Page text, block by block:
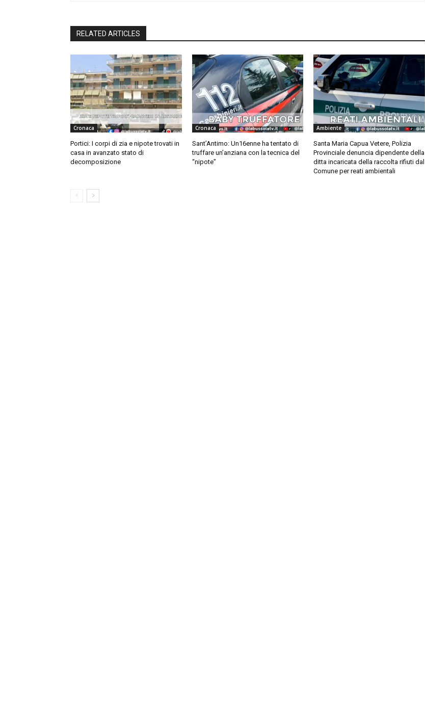
RELATED ARTICLES
Cronaca
Portici: I corpi di zia e nipote trovati in
casa in avanzato stato di
decomposizione
Cronaca
Sant’Antimo: Un16enne ha tentato di
truffare un’anziana con la tecnica del
“nipote”
Ambiente
Santa Maria Capua Vetere, Polizia
Provinciale denuncia dipendente della
ditta incaricata della raccolta rifiuti dal
Comune per reati ambientali